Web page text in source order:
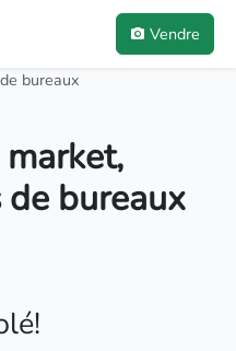
Vendre
bureaux
bureaux